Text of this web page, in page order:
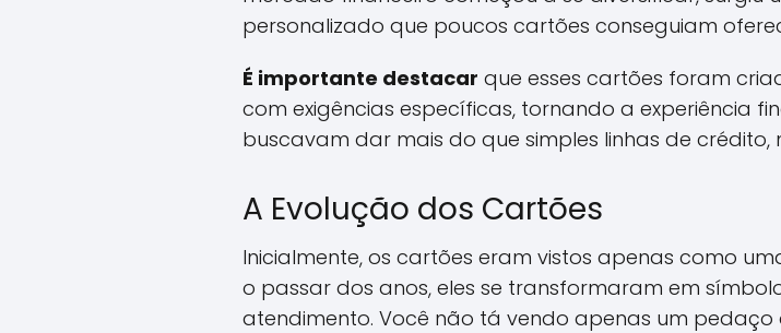
personalizado que poucos cartões conseguiam
É importante destacar que esses cartões foram
com exigências específicas, tornando a experiência
buscavam dar mais do que simples linhas de crédito,
A Evolução dos Cartões
Inicialmente, os cartões eram vistos apenas como
o passar dos anos, eles se transformaram em
atendimento. Você não tá vendo apenas um